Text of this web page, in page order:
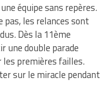
équipe sans repères.
pas, les relances sont
Dès la 11ème
une double parade
les premières failles.
sur le miracle pendant